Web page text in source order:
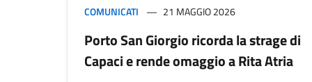
COMUNICATI 21 MAGGIO 2026
Porto San Giorgio ricorda la strage di
Capaci e rende omaggio a Rita Atria